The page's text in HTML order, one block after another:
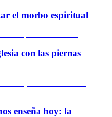
el morbo espiritual
con las piernas
enseña hoy: la